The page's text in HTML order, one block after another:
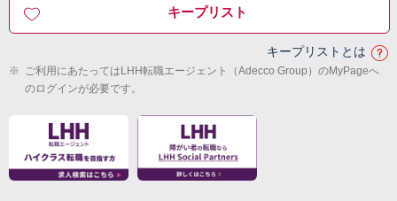
キープリスト
キープリストとは
※ ご利用にあたってはLHH転職エージェント（Adecco Group）のMyPageへ
のログインが必要です。